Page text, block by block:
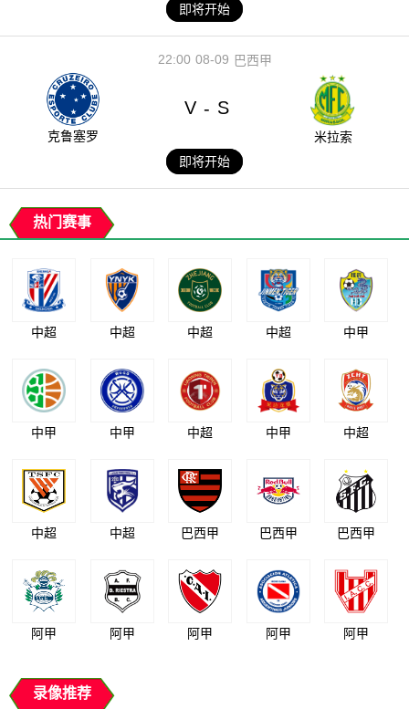
即将开始
08-09
22:00 巴西甲
克鲁塞罗
V - S
米拉索
即将开始
热门赛事
中超 中超 中超 中超 中甲
中甲 中甲 中超 中甲 中超
中超 中超 巴西甲 巴西甲 巴西甲
阿甲 阿甲 阿甲 阿甲 阿甲
录像推荐